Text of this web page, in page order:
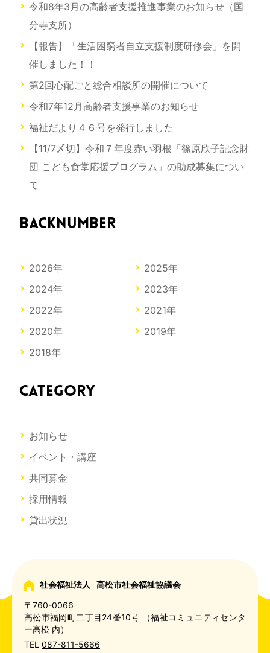
令和8年3月の高齢者支援推進事業のお知らせ（国
分寺支所）
【報告】「生活困窮者自立支援制度研修会」を開
催しました！！
第2回心配ごと総合相談所の開催について
令和7年12月高齢者支援事業のお知らせ
福祉だより４６号を発行しました
【11/7〆切】令和７年度赤い羽根「篠原欣子記念財
団 こども食堂応援プログラム」の助成募集につい
て
BACKNUMBER
2026年
2025年
2024年
2023年
2022年
2021年
2020年
2019年
2018年
CATEGORY
お知らせ
イベント・講座
共同募金
採用情報
貸出状況
社会福祉法人
高松市社会福祉協議会
〒760-0066
高松市福岡町二丁目24番10号
（福祉コミュニティセンタ
ー高松 内）
TEL 087-811-5666